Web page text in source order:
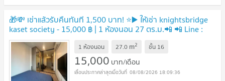
🎁💸 เช่าแล้วรับคืนทันที 1,500 บาท! ⭐️▶️ ให้เช่า knightsbridge
kaset society - 15,000 ฿ | 1 ห้องนอน 27 ตร.ม.📲 📲 Line :
0842932624 / Junesone520🎉
1 ห้องนอน 27.0 m2 ชั้น 16
15,000 บาท/เดือน
08/08/2026 18:09:36